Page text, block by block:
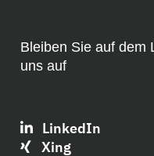
Bleiben Sie auf dem
uns auf
LinkedIn
Xing